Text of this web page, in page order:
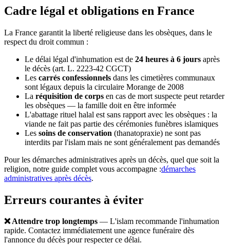
Cadre légal et obligations en France
La France garantit la liberté religieuse dans les obsèques, dans le
respect du droit commun :
Le délai légal d'inhumation est de 24 heures à 6 jours après
le décès (art. L. 2223-42 CGCT)
Les carrés confessionnels dans les cimetières communaux
sont légaux depuis la circulaire Morange de 2008
La réquisition de corps en cas de mort suspecte peut retarder
les obsèques — la famille doit en être informée
L'abattage rituel halal est sans rapport avec les obsèques : la
viande ne fait pas partie des cérémonies funèbres islamiques
Les soins de conservation (thanatopraxie) ne sont pas
interdits par l'islam mais ne sont généralement pas demandés
Pour les démarches administratives après un décès, quel que soit la
religion, notre guide complet vous accompagne :démarches
administratives après décès.
Erreurs courantes à éviter
❌ Attendre trop longtemps — L'islam recommande l'inhumation
rapide. Contactez immédiatement une agence funéraire dès
l'annonce du décès pour respecter ce délai.